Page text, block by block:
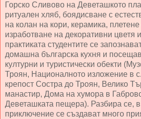
Горско Сливово на Деветашкото
ритуален хляб, боядисване с
на колан на кори, керамика,
изработване на декоративни цветя
практиката студентите се
домашна българска кухня и
културни и туристически обекти
Троян, Националното изложение в
крепост Состра до Троян, Велико
манастир, Дома на хумора в
Деветашката пещера). Разбира се, в
приключение се създават много